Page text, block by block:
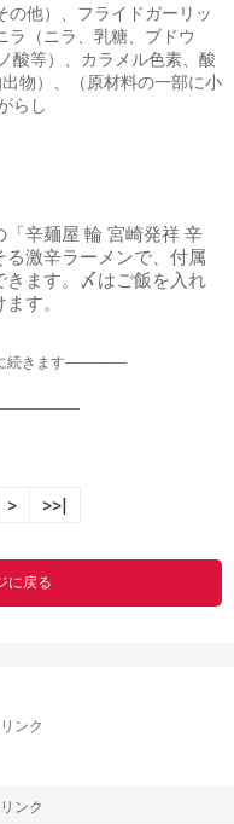
の他）、フライドガーリッ
ラ（ニラ、乳糖、ブドウ
酸等）、カラメル色素、酸
物）、（原材料の一部に小
らし
辛麺屋 輪 宮崎発祥 辛
激辛ラーメンで、付属
ます。〆はご飯を入れ
す。
きます-----------------
> >>|
に戻る
ンク
ンク